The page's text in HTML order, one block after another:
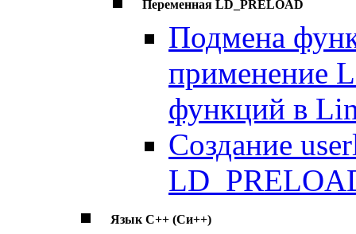
Переменная LD_PRELOAD
Подмена
применение
функций в
Создание
Язык C++ (Си++)